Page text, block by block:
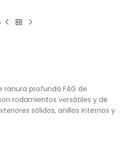
ranura profunda FAG de
rodamientos versátiles y de
sólidos, anillos internos y